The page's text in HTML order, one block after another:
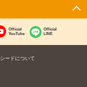
Official
YouTube
Official
LINE
シードについて